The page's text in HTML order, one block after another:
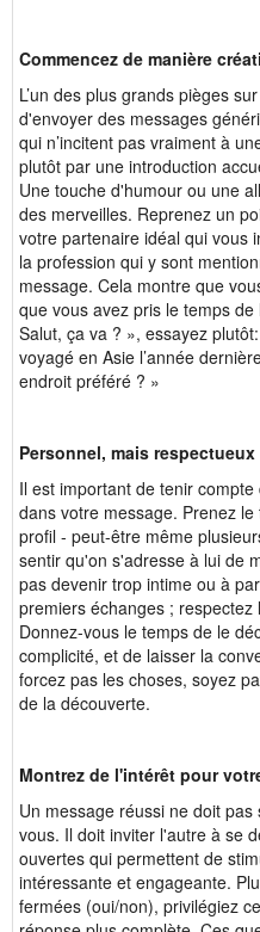
Commencez de manière
L’un des plus grands pièges
d'envoyer des messages
qui n’incitent pas vraiment à
plutôt par une introduction
Une touche d'humour ou une
des merveilles. Reprenez un
votre partenaire idéal qui vous
la profession qui y sont
message. Cela montre que
que vous avez pris le temps
Salut, ça va ? », essayez
voyagé en Asie l’année
endroit préféré ? »
Personnel, mais respectueux
Il est important de tenir
dans votre message. Prenez
profil - peut-être même
sentir qu'on s'adresse à lui de
pas devenir trop intime ou à
premiers échanges ;
Donnez-vous le temps de le
complicité, et de laisser la
forcez pas les choses, soyez
de la découverte.
Montrez de l'intérêt pour
Un message réussi ne doit
vous. Il doit inviter l'autre à se
ouvertes qui permettent de
intéressante et engageante.
fermées (oui/non), privilégiez